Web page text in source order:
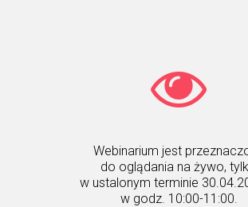
Webinarium jest
do oglądania na żywo,
w ustalonym terminie
w godz. 10:00-11:00.